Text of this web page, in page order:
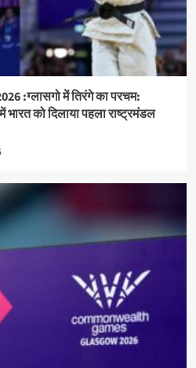
:ग्लासगो में तिरंगे का परचम:
को दिलाया पहला राष्ट्रमंडल